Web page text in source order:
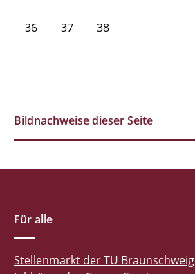
36 37 38
Bildnachweise dieser Seite
Für alle
Stellenmarkt der TU Braunschweig